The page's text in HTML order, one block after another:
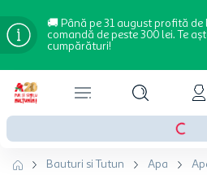
🚚 Până pe 31 august profită
comandă de peste 300 lei. Te
cumpărături!
Bauturi si Tutun Apa